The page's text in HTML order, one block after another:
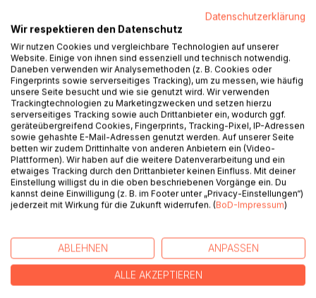
BESCHREIBUNG
See that success doesn't fall from the sky and choose
only some lucky people.
Success is possible for everyone, who is willing to use
their energy in a right way, in all areas of their life!
How many people have incredible potential within
themselves, but not everything is filled with success?!
You will find the answers in this book!
www.nadinesimmerock.com
Datenschutzerklärung
Wir respektieren den Datenschutz
Wir nutzen Cookies und vergleichbare Technologien auf unserer
Website. Einige von ihnen sind essenziell und technisch notwendig.
Daneben verwenden wir Analysemethoden (z. B. Cookies oder
Fingerprints sowie serverseitiges Tracking), um zu messen, wie häufig
unsere Seite besucht und wie sie genutzt wird. Wir verwenden
Trackingtechnologien zu Marketingzwecken und setzen hierzu
serverseitiges Tracking sowie auch Drittanbieter ein, wodurch ggf.
geräteübergreifend Cookies, Fingerprints, Tracking-Pixel, IP-Adressen
sowie gehashte E-Mail-Adressen genutzt werden. Auf unserer Seite
betten wir zudem Drittinhalte von anderen Anbietern ein (Video-
Plattformen). Wir haben auf die weitere Datenverarbeitung und ein
etwaiges Tracking durch den Drittanbieter keinen Einfluss. Mit deiner
Einstellung willigst du in die oben beschriebenen Vorgänge ein. Du
kannst deine Einwilligung (z. B. im Footer unter „Privacy-Einstellungen“)
jederzeit mit Wirkung für die Zukunft widerrufen. (BoD-Impressum)
ABLEHNEN ANPASSEN
ALLE AKZEPTIEREN